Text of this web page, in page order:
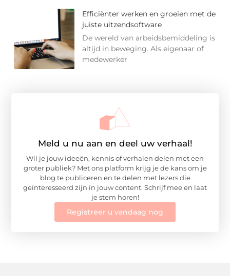
Efficiënter werken en groeien met de
juiste uitzendsoftware
De wereld van arbeidsbemiddeling is
altijd in beweging. Als eigenaar of
medewerker
Meld u nu aan en deel uw verhaal!
Wil je jouw ideeën, kennis of verhalen delen met een
groter publiek? Met ons platform krijg je de kans om je
blog te publiceren en te delen met lezers die
geïnteresseerd zijn in jouw content. Schrijf mee en laat
je stem horen!
Registreer u vandaag nog